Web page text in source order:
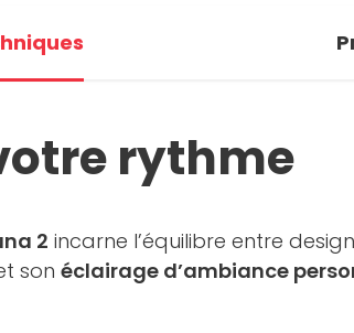
rythme
2 incarne l’équilibre entre
son éclairage d’ambiance